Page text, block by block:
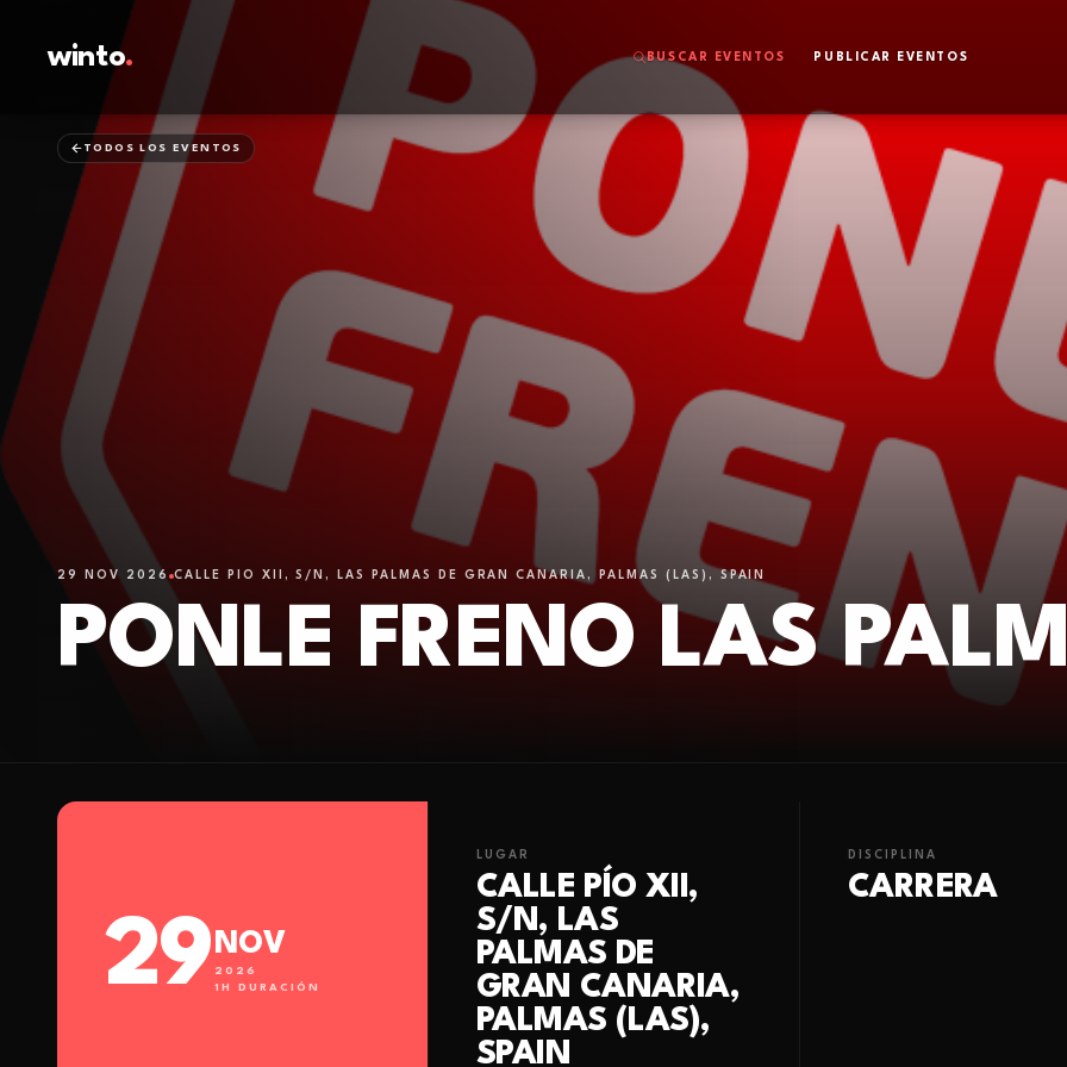
winto. BUSCAR EVENTOS PUBLICAR EVENTOS
TODOS LOS EVENTOS
29 NOV 2026 CALLE PÍO XII, S/N, LAS PALMAS DE GRAN CANARIA, PALMAS (LAS), SPAIN
PONLE FRENO LAS
29 NOV
2026
1 H DURACIÓN
LUGAR
CALLE PÍO XII,
S/N, LAS
PALMAS DE
GRAN CANARIA,
PALMAS (LAS),
SPAIN
DISCIPLINA
CARRERA